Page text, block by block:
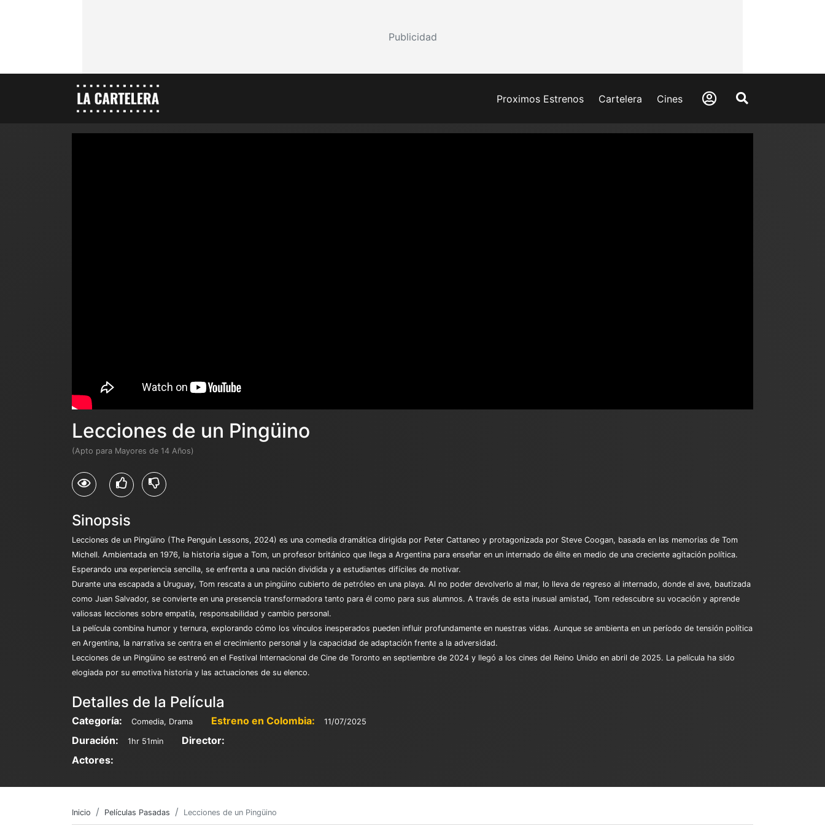
Publicidad
Proximos Estrenos Cartelera Cines
Lecciones de un Pingüino
(Apto para Mayores de 14 Años)
Sinopsis
Lecciones de un Pingüino (The Penguin Lessons, 2024) es una comedia dramática dirigida por Peter Cattaneo y protagonizada por Steve Coogan, basada en las memorias de Tom
Michell. Ambientada en 1976, la historia sigue a Tom, un profesor británico que llega a Argentina para enseñar en un internado de élite en medio de una creciente agitación política.
Esperando una experiencia sencilla, se enfrenta a una nación dividida y a estudiantes difíciles de motivar.
Durante una escapada a Uruguay, Tom rescata a un pingüino cubierto de petróleo en una playa. Al no poder devolverlo al mar, lo lleva de regreso al internado, donde el ave, bautizada
como Juan Salvador, se convierte en una presencia transformadora tanto para él como para sus alumnos. A través de esta inusual amistad, Tom redescubre su vocación y aprende
valiosas lecciones sobre empatía, responsabilidad y cambio personal.
La película combina humor y ternura, explorando cómo los vínculos inesperados pueden influir profundamente en nuestras vidas. Aunque se ambienta en un período de tensión política
en Argentina, la narrativa se centra en el crecimiento personal y la capacidad de adaptación frente a la adversidad.
Lecciones de un Pingüino se estrenó en el Festival Internacional de Cine de Toronto en septiembre de 2024 y llegó a los cines del Reino Unido en abril de 2025. La película ha sido
elogiada por su emotiva historia y las actuaciones de su elenco.
Detalles de la Película
Categoría: Comedia, Drama Estreno en Colombia: 11/07/2025
Duración: 1hr 51min
Director:
Actores:
Inicio Películas Pasadas Lecciones de un Pingüino